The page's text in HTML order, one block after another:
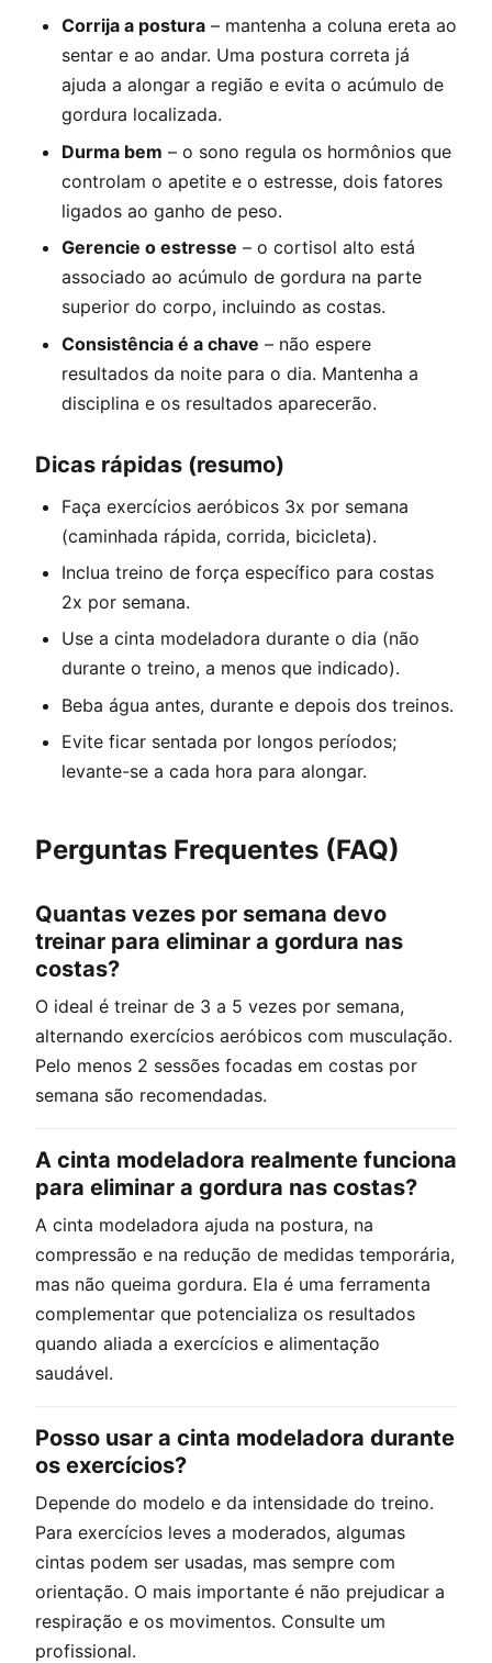
Corrija a postura – mantenha a coluna ereta ao
sentar e ao andar. Uma postura correta já
ajuda a alongar a região e evita o acúmulo de
gordura localizada.
Durma bem – o sono regula os hormônios que
controlam o apetite e o estresse, dois fatores
ligados ao ganho de peso.
Gerencie o estresse – o cortisol alto está
associado ao acúmulo de gordura na parte
superior do corpo, incluindo as costas.
Consistência é a chave – não espere
resultados da noite para o dia. Mantenha a
disciplina e os resultados aparecerão.
Dicas rápidas (resumo)
Faça exercícios aeróbicos 3x por semana
(caminhada rápida, corrida, bicicleta).
Inclua treino de força específico para costas
2x por semana.
Use a cinta modeladora durante o dia (não
durante o treino, a menos que indicado).
Beba água antes, durante e depois dos treinos.
Evite ficar sentada por longos períodos;
levante-se a cada hora para alongar.
Perguntas Frequentes (FAQ)
Quantas vezes por semana devo
treinar para eliminar a gordura nas
costas?
O ideal é treinar de 3 a 5 vezes por semana,
alternando exercícios aeróbicos com musculação.
Pelo menos 2 sessões focadas em costas por
semana são recomendadas.
A cinta modeladora realmente funciona
para eliminar a gordura nas costas?
A cinta modeladora ajuda na postura, na
compressão e na redução de medidas temporária,
mas não queima gordura. Ela é uma ferramenta
complementar que potencializa os resultados
quando aliada a exercícios e alimentação
saudável.
Posso usar a cinta modeladora durante
os exercícios?
Depende do modelo e da intensidade do treino.
Para exercícios leves a moderados, algumas
cintas podem ser usadas, mas sempre com
orientação. O mais importante é não prejudicar a
respiração e os movimentos. Consulte um
profissional.